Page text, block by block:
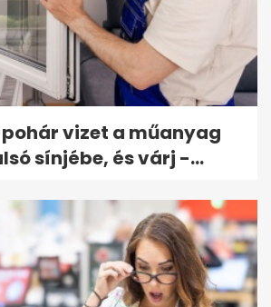
vizet a műanyag
sínjébe, és várj -...